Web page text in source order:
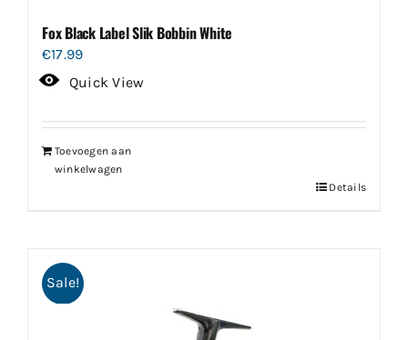
Fox Black Label Slik Bobbin White
€17.99
Quick View
Toevoegen aan
winkelwagen
Details
Sale!